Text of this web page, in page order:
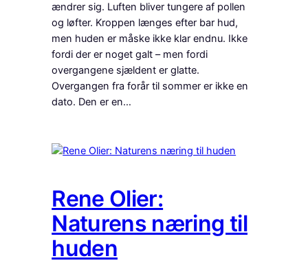
ændrer sig. Luften bliver tungere af pollen
og løfter. Kroppen længes efter bar hud,
men huden er måske ikke klar endnu. Ikke
fordi der er noget galt – men fordi
overgangene sjældent er glatte.
Overgangen fra forår til sommer er ikke en
dato. Den er en…
Rene Olier:
Naturens næring til
huden